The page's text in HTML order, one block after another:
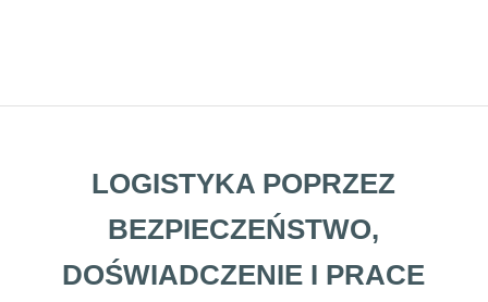
LOGISTYKA POPRZEZ
BEZPIECZEŃSTWO,
DOŚWIADCZENIE I PRACE